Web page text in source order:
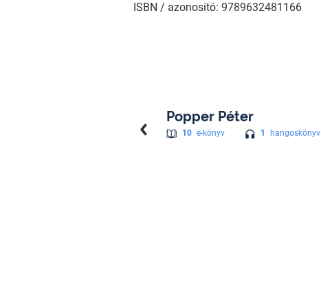
ISBN / azonosító: 9789632481166
Popper Péter
10 e-könyv 1 hangoskönyv